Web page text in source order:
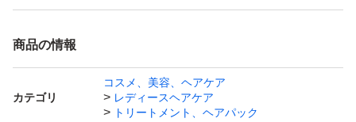
ーーーーー
遅くなる場合もございますがご理解ください。
再出品、専用出品可→お気軽にご質問下さい。
商品の情報
カテゴリ
コスメ、美容、ヘアケア
レディースヘアケア
トリートメント、ヘアパック